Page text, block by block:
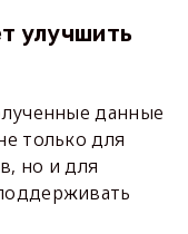
улучшить
данные
только для
но и для